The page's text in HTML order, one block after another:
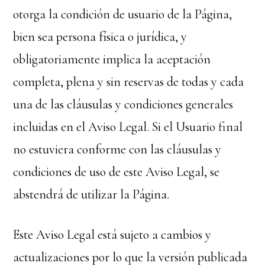
otorga la condición de usuario de la Página,
bien sea persona física o jurídica, y
obligatoriamente implica la aceptación
completa, plena y sin reservas de todas y cada
una de las cláusulas y condiciones generales
incluidas en el Aviso Legal. Si el Usuario final
no estuviera conforme con las cláusulas y
condiciones de uso de este Aviso Legal, se
abstendrá de utilizar la Página.
Este Aviso Legal está sujeto a cambios y
actualizaciones por lo que la versión publicada